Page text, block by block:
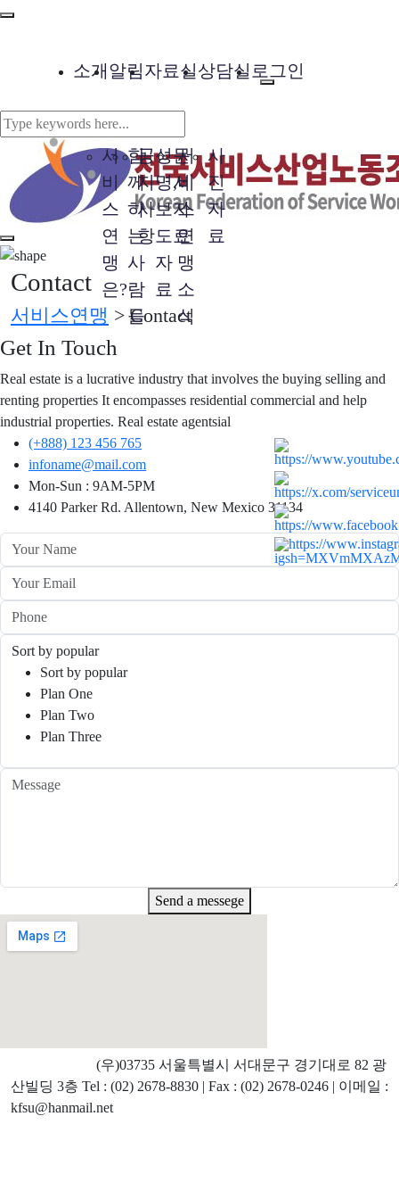
소개
서
비
스
연
맹
은?
함
께
하
는
사
람
들
알림
공
지
사
항
성
명,
보
도
자
료
서
비
스
연
맹
소
식
자료실
문
서
자
료
사
진
자
료
상담실 로그인
Contact
서비스연맹 >Contact
Get In Touch
Real estate is a lucrative industry that involves the buying selling and
renting properties It encompasses residential commercial and help
industrial properties. Real estate agentsial
(+888) 123 456 765
infoname@mail.com
Mon-Sun : 9AM-5PM
4140 Parker Rd. Allentown, New Mexico 31134
Sort by popular
Sort by popular
Plan One
Plan Two
Plan Three
Send a messege
ㅤ ㅤ ㅤㅤ(우)03735 서울특별시 서대문구 경기대로 82 광
산빌딩 3층 Tel : (02) 2678-8830 | Fax : (02) 2678-0246 | 이메일 :
kfsu@hanmail.net